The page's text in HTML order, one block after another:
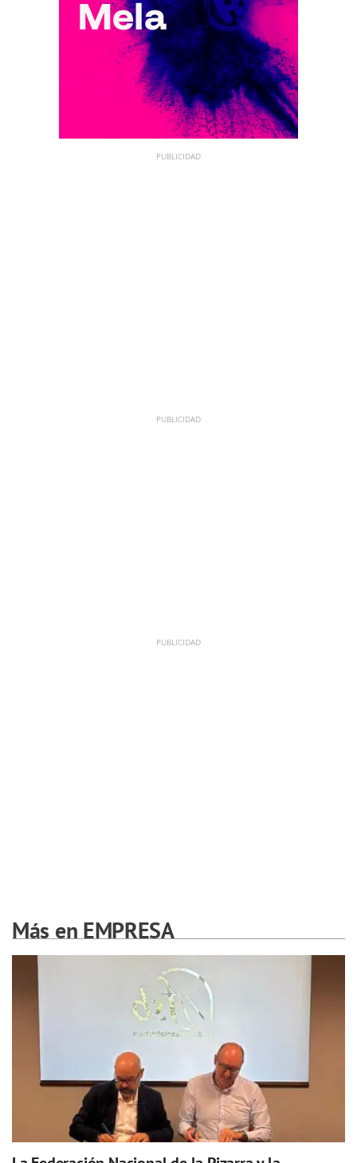
Más en EMPRESA